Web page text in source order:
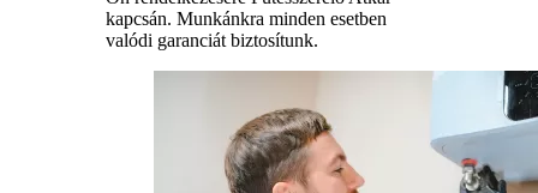
kapcsán. Munkánkra minden esetben
valódi garanciát biztosítunk.